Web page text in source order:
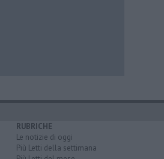
RUBRICHE
Le notizie di oggi
Più Letti della settimana